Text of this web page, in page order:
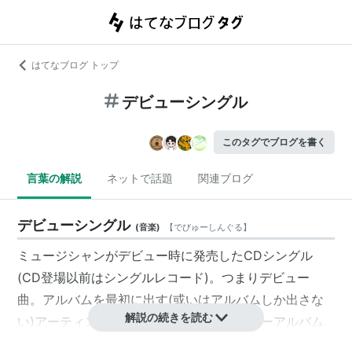
はてなブログ トップ
デビューシングル
このタグでブログを書く
言葉の解説 ネットで話題 関連ブログ
デビューシングル (音楽) 【でびゅーしんぐる】
ミュージシャンがデビュー時に発売したCDシングル
(CD登場以前はシングルレコード)。つまり デビュー
曲。アルバムを最初に出す(或いはアルバムしか出さな
い)アーティストもあり、その場合はデビューアルバム
解説の続きを読む